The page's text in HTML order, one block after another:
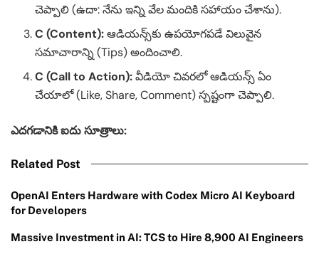
చెప్పాలి (ఉదా: నేను ఇన్ని వేల మందికి సహాయం చేశాను).
C (Content):ఆడియన్స్‌కు ఉపయోగపడే విలువైన
సమాచారాన్ని (Tips) అందించాలి.
C (Call to Action):వీడియో చివరలో ఆడియన్స్ ఏం
చేయాలో (Like, Share, Comment) స్పష్టంగా చెప్పాలి.
ఎదగడానికి ఐదు సూత్రాలు:
Related Post
OpenAI Enters Hardware with Codex Micro AI Keyboard
for Developers
Massive Investment in AI: TCS to Hire 8,900 AI Engineers